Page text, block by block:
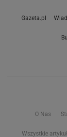
Gazeta.pl
O Nas
Wszystkie